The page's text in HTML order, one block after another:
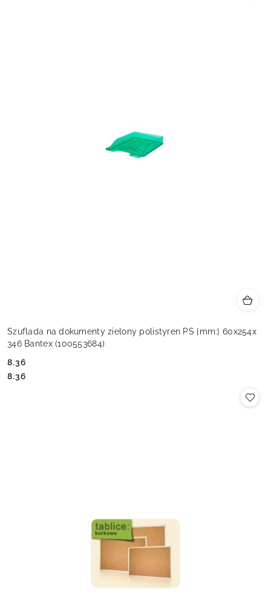
Szuflada na dokumenty zielony polistyren PS [mm:] 60x254x
346 Bantex (100553684)
Cena:
8.36
Cena:
8.36